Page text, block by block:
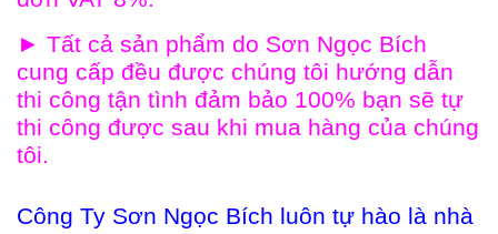
► Tất cả sản phẩm do Sơn Ngọc Bích
cung cấp đều được chúng tôi hướng dẫn
thi công tận tình đảm bảo 100% bạn sẽ tự
thi công được sau khi mua hàng của chúng
tôi.
Công Ty Sơn Ngọc Bích luôn tự hào là nhà